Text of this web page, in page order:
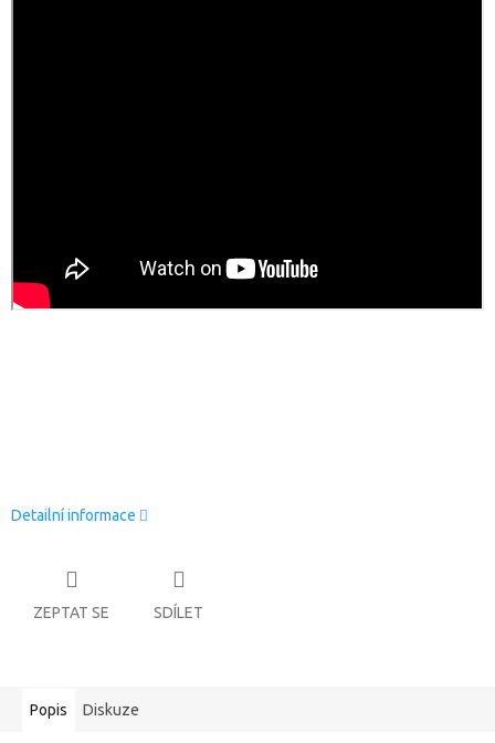
Detailní informace
ZEPTAT SE SDÍLET
Popis Diskuze